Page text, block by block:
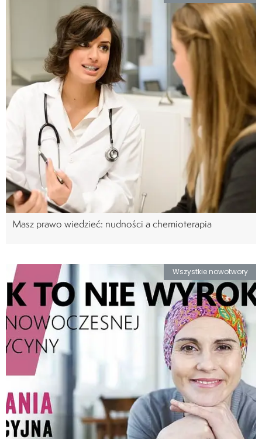
Masz prawo wiedzieć: nudności a chemioterapia
Wszystkie nowotwory